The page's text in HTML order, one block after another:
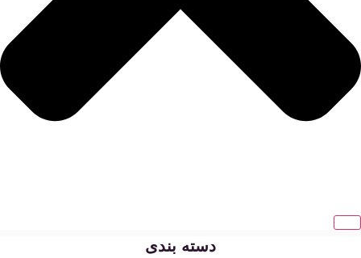
دسته بندی